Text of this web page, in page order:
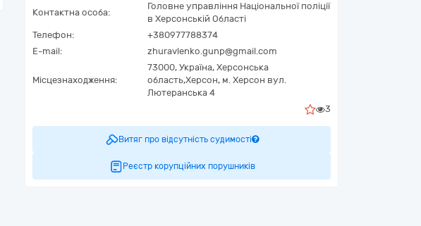
Контактна особа:
Головне управління Національної поліції
в Херсонській Області
Телефон:
+380977788374
E-mail:
zhuravlenko.gunp@gmail.com
Місцезнаходження:
73000, Україна, Херсонська
область,Херсон, м. Херсон вул.
Лютеранська 4
3
Витяг про відсутність судимості
Реєстр корупційних порушників